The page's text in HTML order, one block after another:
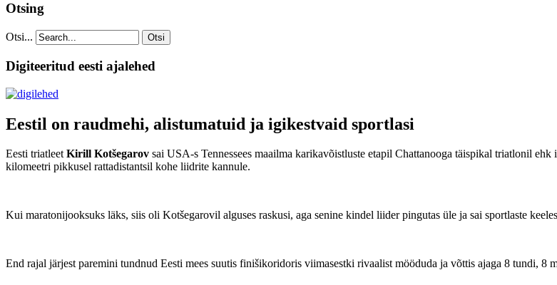
Otsing
Otsi... Otsi
Digiteeritud eesti ajalehed
Eestil on raudmehi, alistumatuid ja igikestvaid sportlasi
Eesti triatleetKirill Kotšegarov sai USA-s Tennessees maailma karikavõistluste etapil Chattanooga täispikal triatlonil
kilomeetri pikkusel rattadistantsil kohe liidrite kannule.
Kui maratonijooksuks läks, siis oli Kotšegarovil alguses raskusi, aga senine kindel liider pingutas üle ja sai sportlaste
End rajal järjest paremini tundnud Eesti mees suutis finišikoridoris viimasestki rivaalist mööduda ja võttis ajaga 8 tundi, 8